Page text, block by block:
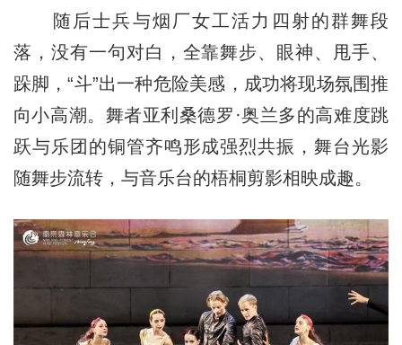
随后士兵与烟厂女工活力四射的群舞段
落，没有一句对白，全靠舞步、眼神、甩手、
跺脚，“斗”出一种危险美感，成功将现场氛围推
向小高潮。舞者亚利桑德罗·奥兰多的高难度跳
跃与乐团的铜管齐鸣形成强烈共振，舞台光影
随舞步流转，与音乐台的梧桐剪影相映成趣。